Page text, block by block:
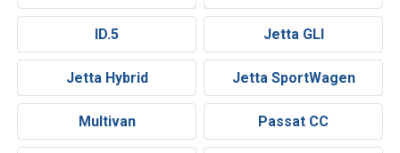
ID.5 Jetta GLI
Jetta Hybrid Jetta SportWagen
Multivan Passat CC